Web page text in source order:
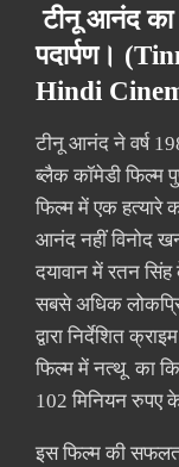
टीनू आनंद का
पदार्पण।
Hindi
टीनू आनंद ने वर्ष
ब्लैक कॉमेडी फिल्म
फिल्म में एक हत्यारे
आनंद नहीं विनोद
दयावान में रतन
सबसे अधिक
द्वारा निर्देशित
फिल्म में नत्थू का
102 मिनियन रुपए
इस फिल्म की